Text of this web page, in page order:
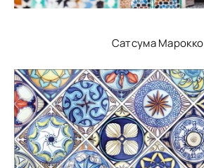
Сатсума Марокко